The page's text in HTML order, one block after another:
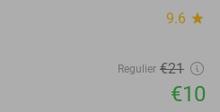
9.6 star
Regulier €21
€10